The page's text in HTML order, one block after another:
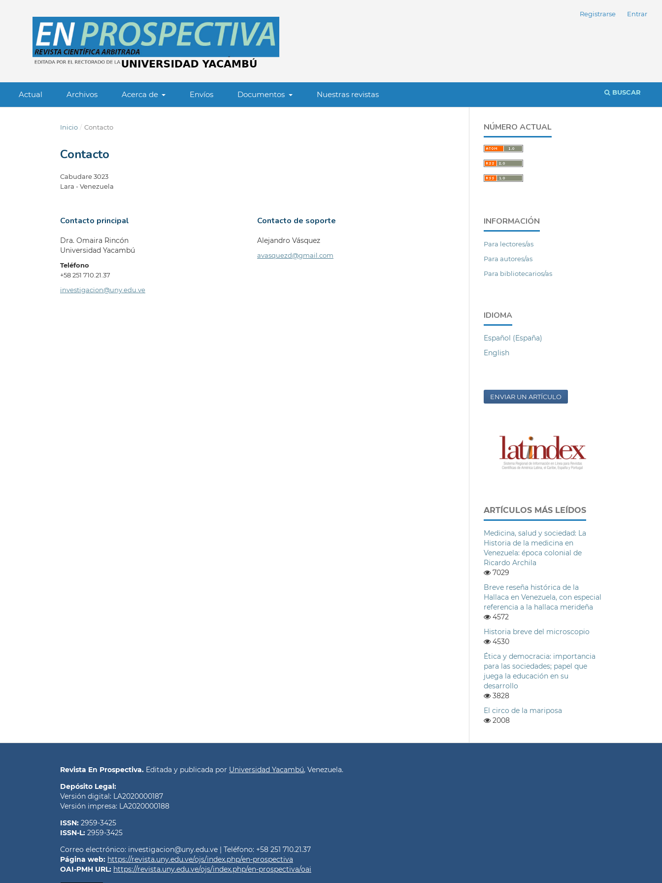
Actual Archivos Acerca de Envíos Documentos Nuestras revistas BUSCAR
Registrarse Entrar
Inicio / Contacto
Contacto
Cabudare 3023
Lara - Venezuela
Contacto principal
Dra. Omaira Rincón
Universidad Yacambú
Teléfono
+58 251 710.21.37
investigacion@uny.edu.ve
Contacto de soporte
Alejandro Vásquez
avasquezd@gmail.com
NÚMERO ACTUAL
INFORMACIÓN
Para lectores/as
Para autores/as
Para bibliotecarios/as
IDIOMA
Español (España)
English
ENVIAR UN ARTÍCULO
ARTÍCULOS MÁS LEÍDOS
Medicina, salud y sociedad: La
Historia de la medicina en
Venezuela: época colonial de
Ricardo Archila
7029
Breve reseña histórica de la
Hallaca en Venezuela, con especial
referencia a la hallaca merideña
4572
Historia breve del microscopio
4530
Ética y democracia: importancia
para las sociedades; papel que
juega la educación en su
desarrollo
3828
El circo de la mariposa
2008
Revista En Prospectiva. Editada y publicada por Universidad Yacambú, Venezuela.
Depósito Legal:
Versión digital: LA2020000187
Versión impresa: LA2020000188
ISSN: 2959-3425
ISSN-L: 2959-3425
Correo electrónico: investigacion@uny.edu.ve | Teléfono: +58 251 710.21.37
Página web: https://revista.uny.edu.ve/ojs/index.php/en-prospectiva
OAI-PMH URL: https://revista.uny.edu.ve/ojs/index.php/en-prospectiva/oai